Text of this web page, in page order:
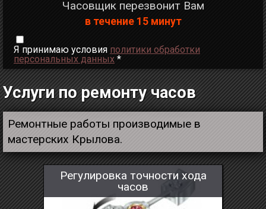
Часовщик перезвонит Вам
в течение 15 минут
Я принимаю условия политики обработки
персональных данных *
Услуги по ремонту часов
Ремонтные работы производимые в
мастерских Крылова.
Регулировка точности хода
часов